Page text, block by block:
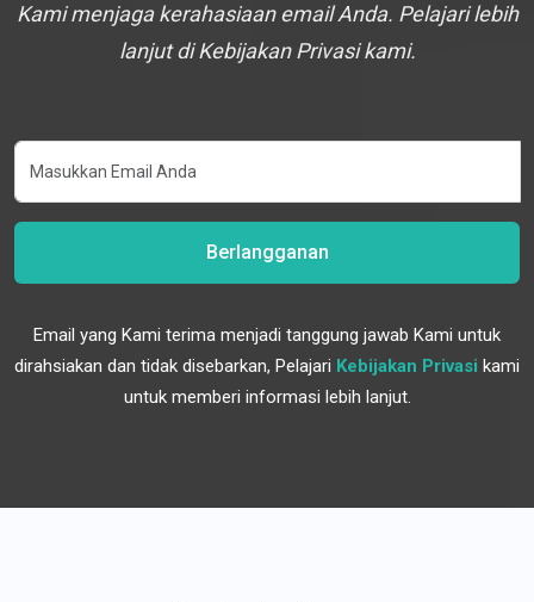
Kami menjaga kerahasiaan email Anda. Pelajari lebih
lanjut di Kebijakan Privasi kami.
Berlangganan
Email yang Kami terima menjadi tanggung jawab Kami untuk
dirahsiakan dan tidak disebarkan, Pelajari Kebijakan Privasi kami
untuk memberi informasi lebih lanjut.